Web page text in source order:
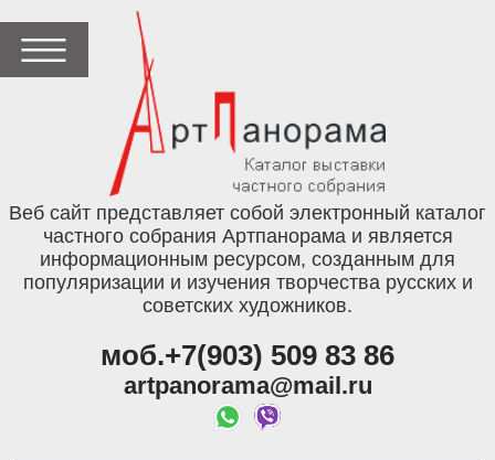
Веб сайт представляет собой электронный каталог
частного собрания Артпанорама и является
информационным ресурсом, созданным для
популяризации и изучения творчества русских и
советских художников.
моб.+7(903) 509 83 86
artpanorama@mail.ru